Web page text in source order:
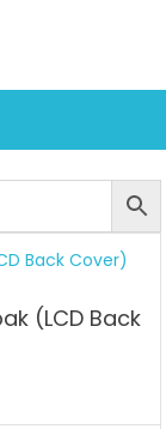
(LCD Back